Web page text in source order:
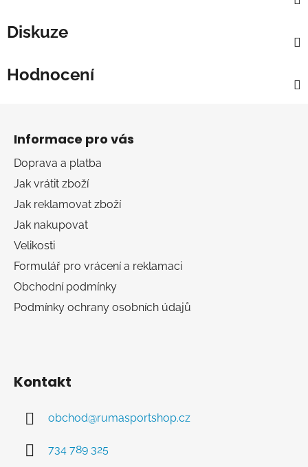
Diskuze
Hodnocení
Informace pro vás
Doprava a platba
Jak vrátit zboží
Jak reklamovat zboží
Jak nakupovat
Velikosti
Formulář pro vrácení a reklamaci
Obchodní podmínky
Podmínky ochrany osobních údajů
Kontakt
obchod@rumasportshop.cz
734 789 325